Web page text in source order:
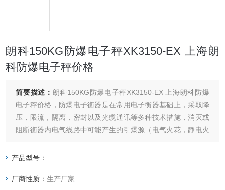
朗科150KG防爆电子秤XK3150-EX 上海朗
科防爆电子秤价格
简要描述： 朗科150KG防爆电子秤XK3150-EX 上海朗科防爆
电子秤价格，防爆电子衡器是在常用电子衡器基础上，采取降
压，限流，隔离，密封以及光缆通讯等多种技术措施，消灭或
阻断衡器内电气线路中可能产生的引爆源（电气火花，静电火
中工作。
产品型号：
厂商性质：生产厂家